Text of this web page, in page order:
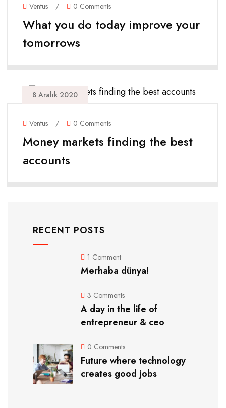
Ventus / 0 Comments
What you do today improve your
tomorrows
8 Aralık 2020
Ventus / 0 Comments
Money markets finding the best
accounts
RECENT POSTS
1 Comment
Merhaba dünya!
3 Comments
A day in the life of
entrepreneur & ceo
0 Comments
Future where technology
creates good jobs